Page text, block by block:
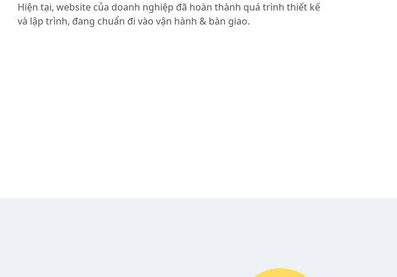
Hiện tại, website của doanh nghiệp đã hoàn thành quá trình thiết kế
và lập trình, đang chuẩn đi vào vận hành & bàn giao.